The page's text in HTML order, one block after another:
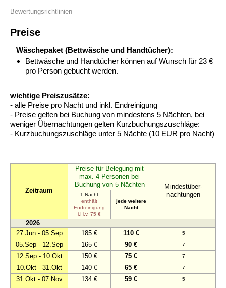
Bewertungsrichtlinien
Preise
Wäschepaket (Bettwäsche und Handtücher):
Bettwäsche und Handtücher können auf Wunsch für 23 €
pro Person gebucht werden.
wichtige Preiszusätze:
- alle Preise pro Nacht und inkl. Endreinigung
- Preise gelten bei Buchung von mindestens 5 Nächten, bei
weniger Übernachtungen gelten Kurzbuchungszuschläge:
- Kurzbuchungszuschläge unter 5 Nächte (10 EUR pro Nacht)
Zeitraum
Preise für Belegung mit
max. 4 Personen bei
Buchung von 5 Nächten
Mindestüber-
nachtungen
1.Nacht
enthält
Endreinigung
i.H.v. 75 €
jede weitere
Nacht
2026
27.Jun - 05.Sep
185 € 110 € 5
05.Sep - 12.Sep 165 € 90 € 7
12.Sep - 10.Okt 150 € 75 € 7
10.Okt - 31.Okt 140 € 65 € 7
31.Okt - 07.Nov 134 € 59 € 5